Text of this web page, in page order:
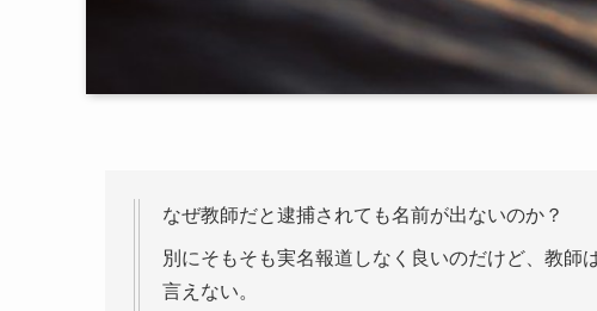
なぜ教師だと逮捕されても名前が出ないのか？
別にそもそも実名報道しなく良いのだけど、教師
言えない。